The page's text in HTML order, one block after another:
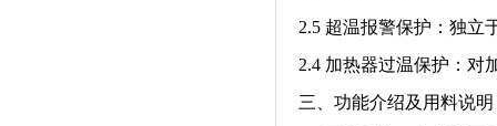
2.5 超温报警保护：独立
2.4 加热器过温保护：对
三、功能介绍及用料说明